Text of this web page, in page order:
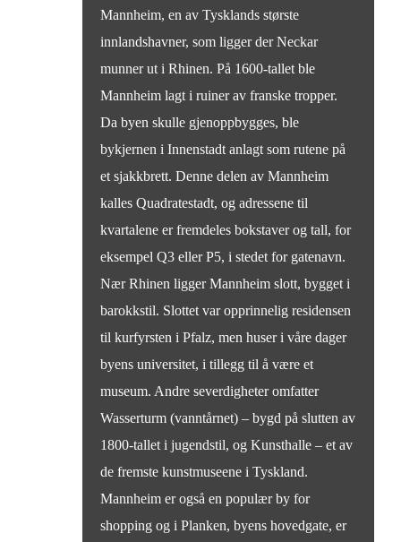
Mannheim, en av Tysklands største
innlandshavner, som ligger der Neckar
munner ut i Rhinen. På 1600-tallet ble
Mannheim lagt i ruiner av franske tropper.
Da byen skulle gjenoppbygges, ble
bykjernen i Innenstadt anlagt som rutene på
et sjakkbrett. Denne delen av Mannheim
kalles Quadratestadt, og adressene til
kvartalene er fremdeles bokstaver og tall, for
eksempel Q3 eller P5, i stedet for gatenavn.
Nær Rhinen ligger Mannheim slott, bygget i
barokkstil. Slottet var opprinnelig residensen
til kurfyrsten i Pfalz, men huser i våre dager
byens universitet, i tillegg til å være et
museum. Andre severdigheter omfatter
Wasserturm (vanntårnet) – bygd på slutten av
1800-tallet i jugendstil, og Kunsthalle – et av
de fremste kunstmuseene i Tyskland.
Mannheim er også en populær by for
shopping og i Planken, byens hovedgate, er